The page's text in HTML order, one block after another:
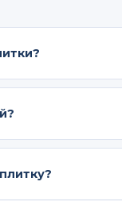
— від 480.
год після укладки.